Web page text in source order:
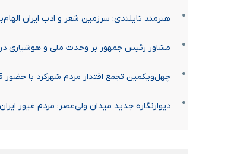
هنرمند تایلندی: سرزمین شعر و ادب ایران
مشاور رئیس جمهور بر وحدت ملی و هوشیاری در
چهل‌ویکمین تجمع اقتدار مردم شهرکرد با حضور
دیوارنگاره جدید میدان ولی‌عصر: مردم غیور ایران